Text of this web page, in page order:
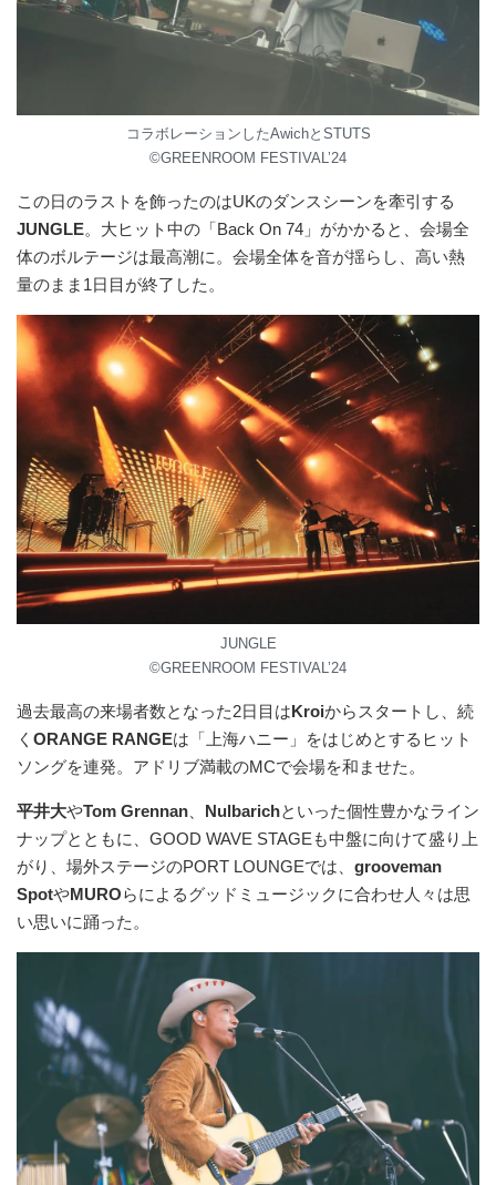
コラボレーションしたAwichとSTUTS
©︎GREENROOM FESTIVAL’24
この⽇のラストを飾ったのはUKのダンスシーンを牽引する
JUNGLE。⼤ヒット中の「Back On 74」がかかると、会場全
体のボルテージは最⾼潮に。会場全体を⾳が揺らし、⾼い熱
量のまま1⽇⽬が終了した。
JUNGLE
©︎GREENROOM FESTIVAL’24
過去最⾼の来場者数となった2⽇⽬はKroiからスタートし、続
く ORANGE RANGEは「上海ハニー」をはじめとするヒット
ソングを連発。アドリブ満載のMCで会場を和ませた。
平井⼤やTom Grennan Nulbarichといった個性豊かなライン
ナップとともに、GOOD WAVE STAGEも中盤に向けて盛り上
がり、場外ステージのPORT LOUNGEでは、 grooveman
SpotやMUROらによるグッドミュージックに合わせ⼈々は思
い思いに踊った。